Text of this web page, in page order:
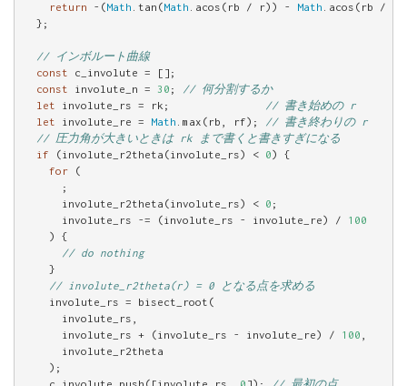
return -(Math .tan(Math .acos(rb / r)) - Math .acos(rb /
  };
// インボルート曲線
const c_involute = [];
const involute_n = 30 ;
// 何分割するか
let involute_rs = rk;
// 書き始めの r
let involute_re = Math .max(rb, rf);
// 書き終わりの r
// 圧力角が大きいときは rk まで書くと書きすぎになる
if (involute_r2theta(involute_rs) < 0) {
for (
      ;
      involute_r2theta(involute_rs) <
0 ;
      involute_rs -= (involute_rs - involute_re) /
100
    ) {
// do nothing
    }
// involute_r2theta(r) = 0 となる点を求める
    involute_rs = bisect_root(
      involute_rs,
      involute_rs + (involute_rs - involute_re) /
100
      involute_r2theta
    );